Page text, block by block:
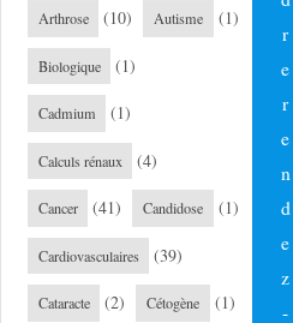
Arthrose (10) Autisme (1)
Biologique (1)
Cadmium (1)
Calculs rénaux (4)
Cancer (41) Candidose (1)
Cardiovasculaires (39)
Cataracte (2) Cétogène (1)
r
e
r
e
n
d
e
z
-